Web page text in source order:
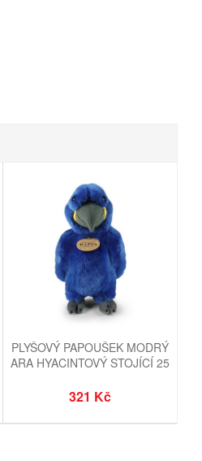
PLYŠOVÝ PAPOUŠEK MODRÝ
ARA HYACINTOVÝ STOJÍCÍ 25
321 Kč